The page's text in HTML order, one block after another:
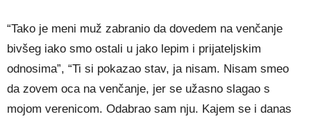
“Tako je meni muž zabranio da dovedem na venčanje
bivšeg iako smo ostali u jako lepim i prijateljskim
odnosima”, “Ti si pokazao stav, ja nisam. Nisam smeo
da zovem oca na venčanje, jer se užasno slagao s
mojom verenicom. Odabrao sam nju. Kajem se i danas